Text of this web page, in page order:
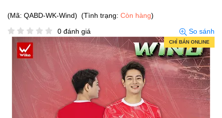
(Mã: QABD-WK-Wind) (Tình trạng: Còn hàng)
0 đánh giá
So sánh
CHỈ BÁN ONLINE